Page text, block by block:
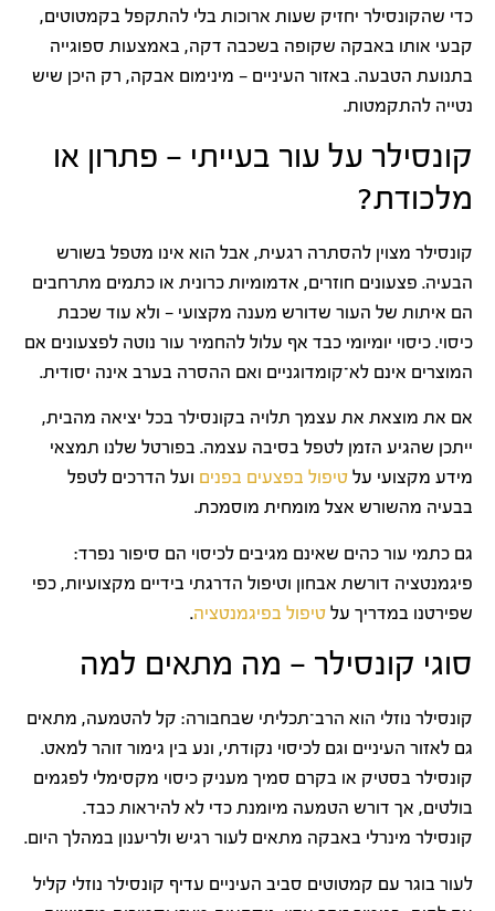
כדי שהקונסילר יחזיק שעות ארוכות בלי להתקפל בקמטוטים,
קבעי אותו באבקה שקופה בשכבה דקה, באמצעות ספוגייה
בתנועת הטבעה. באזור העיניים — מינימום אבקה, רק היכן שיש
נטייה להתקמטות.
קונסילר על עור בעייתי — פתרון או
מלכודת?
קונסילר מצוין להסתרה רגעית, אבל הוא אינו מטפל בשורש
הבעיה. פצעונים חוזרים, אדמומיות כרונית או כתמים מתרחבים
הם איתות של העור שדורש מענה מקצועי — ולא עוד שכבת
כיסוי. כיסוי יומיומי כבד אף עלול להחמיר עור נוטה לפצעונים אם
המוצרים אינם לא־קומדוגניים ואם ההסרה בערב אינה יסודית.
אם את מוצאת את עצמך תלויה בקונסילר בכל יציאה מהבית,
ייתכן שהגיע הזמן לטפל בסיבה עצמה. בפורטל שלנו תמצאי
מידע מקצועי על טיפול בפצעים בפנים ועל הדרכים לטפל
בבעיה מהשורש אצל מומחית מוסמכת.
גם כתמי עור כהים שאינם מגיבים לכיסוי הם סיפור נפרד:
פיגמנטציה דורשת אבחון וטיפול הדרגתי בידיים מקצועיות, כפי
שפירטנו במדריך על טיפול בפיגמנטציה.
סוגי קונסילר — מה מתאים למה
קונסילר נוזלי הוא הרב־תכליתי שבחבורה: קל להטמעה, מתאים
גם לאזור העיניים וגם לכיסוי נקודתי, ונע בין גימור זוהר למאט.
קונסילר בסטיק או בקרם סמיך מעניק כיסוי מקסימלי לפגמים
בולטים, אך דורש הטמעה מיומנת כדי לא להיראות כבד.
קונסילר מינרלי באבקה מתאים לעור רגיש ולריענון במהלך היום.
לעור בוגר עם קמטוטים סביב העיניים עדיף קונסילר נוזלי קליל